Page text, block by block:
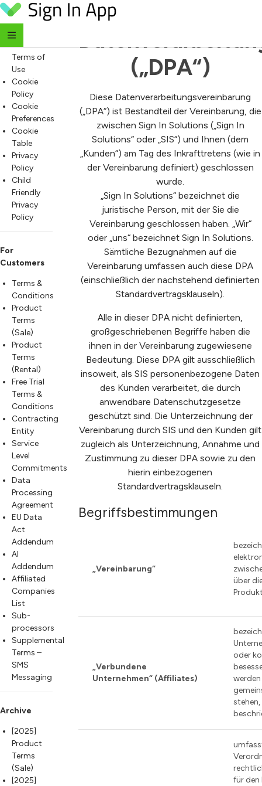
Skip to content
For
Everyone
Website
Terms of
Use
Cookie
Policy
Cookie
Preferences
Cookie
Table
Privacy
Policy
Child
Friendly
Privacy
Policy
For
Customers
Terms &
Conditions
Product
Terms
(Sale)
Product
Terms
(Rental)
Free Trial
Terms &
Conditions
Contracting
Entity
Service
Level
Commitments
Data
Processing
Agreement
EU Data
Act
Addendum
AI
Addendum
Affiliated
Companies
List
Sub-
processors
Supplemental
Terms –
SMS
Messaging
Archive
[2025]
Product
Terms
(Sale)
[2025]
(„DPA“)
Diese Datenverarbeitungsvereinbarung
(„DPA“) ist Bestandteil der Vereinbarung, die
zwischen Sign In Solutions („Sign In
Solutions“ oder „SIS“) und Ihnen (dem
„Kunden“) am Tag des Inkrafttretens (wie in
der Vereinbarung definiert) geschlossen
wurde.
„Sign In Solutions“ bezeichnet die
juristische Person, mit der Sie die
Vereinbarung geschlossen haben. „Wir“
oder „uns“ bezeichnet Sign In Solutions.
Sämtliche Bezugnahmen auf die
Vereinbarung umfassen auch diese DPA
(einschließlich der nachstehend definierten
Standardvertragsklauseln).
Alle in dieser DPA nicht definierten,
großgeschriebenen Begriffe haben die
ihnen in der Vereinbarung zugewiesene
Bedeutung. Diese DPA gilt ausschließlich
insoweit, als SIS personenbezogene Daten
des Kunden verarbeitet, die durch
anwendbare Datenschutzgesetze
geschützt sind. Die Unterzeichnung der
Vereinbarung durch SIS und den Kunden gilt
zugleich als Unterzeichnung, Annahme und
Zustimmung zu dieser DPA sowie zu den
hierin einbezogenen
Standardvertragsklauseln.
Begriffsbestimmungen
„Vereinbarung“
über
„Verbundene
Unternehmen“ (Affiliates)
oder
für den